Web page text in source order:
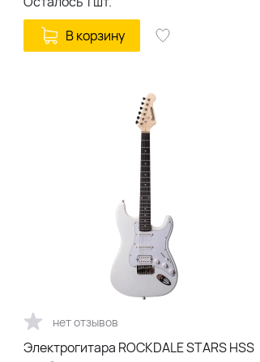
В корзину
нет отзывов
Электрогитара ROCKDALE STARS HSS